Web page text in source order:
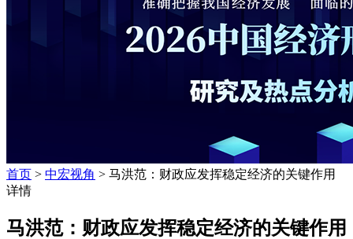
首页 > 中宏视角 > 马洪范：财政应发挥稳定经济的关键作用
详情
马洪范：财政应发挥稳定经济的关键作用